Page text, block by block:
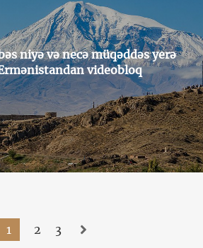
niyə və necə müqəddəs yerə
videobloq
1 2 3